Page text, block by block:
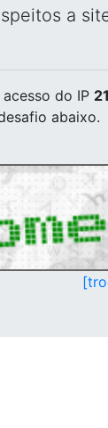
a
do IP
abaixo.